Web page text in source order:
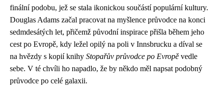
finální podobu, jež se stala ikonickou součástí populární kultury.
Douglas Adams začal pracovat na myšlence průvodce na konci
sedmdesátých let, přičemž původní inspirace přišla během jeho
cest po Evropě, kdy ležel opilý na poli v Innsbrucku a díval se
na hvězdy s kopií knihy Stopařův průvodce po Evropě vedle
sebe. V té chvíli ho napadlo, že by někdo měl napsat podobný
průvodce po celé galaxii.